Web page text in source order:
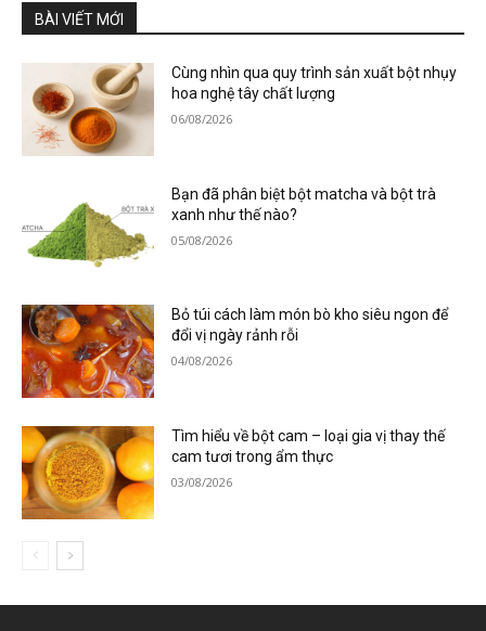
BÀI VIẾT MỚI
Cùng nhìn qua quy trình sản xuất bột nhụy
hoa nghệ tây chất lượng
06/08/2026
Bạn đã phân biệt bột matcha và bột trà
xanh như thế nào?
05/08/2026
Bỏ túi cách làm món bò kho siêu ngon để
đổi vị ngày rảnh rỗi
04/08/2026
Tìm hiểu về bột cam – loại gia vị thay thế
cam tươi trong ẩm thực
03/08/2026